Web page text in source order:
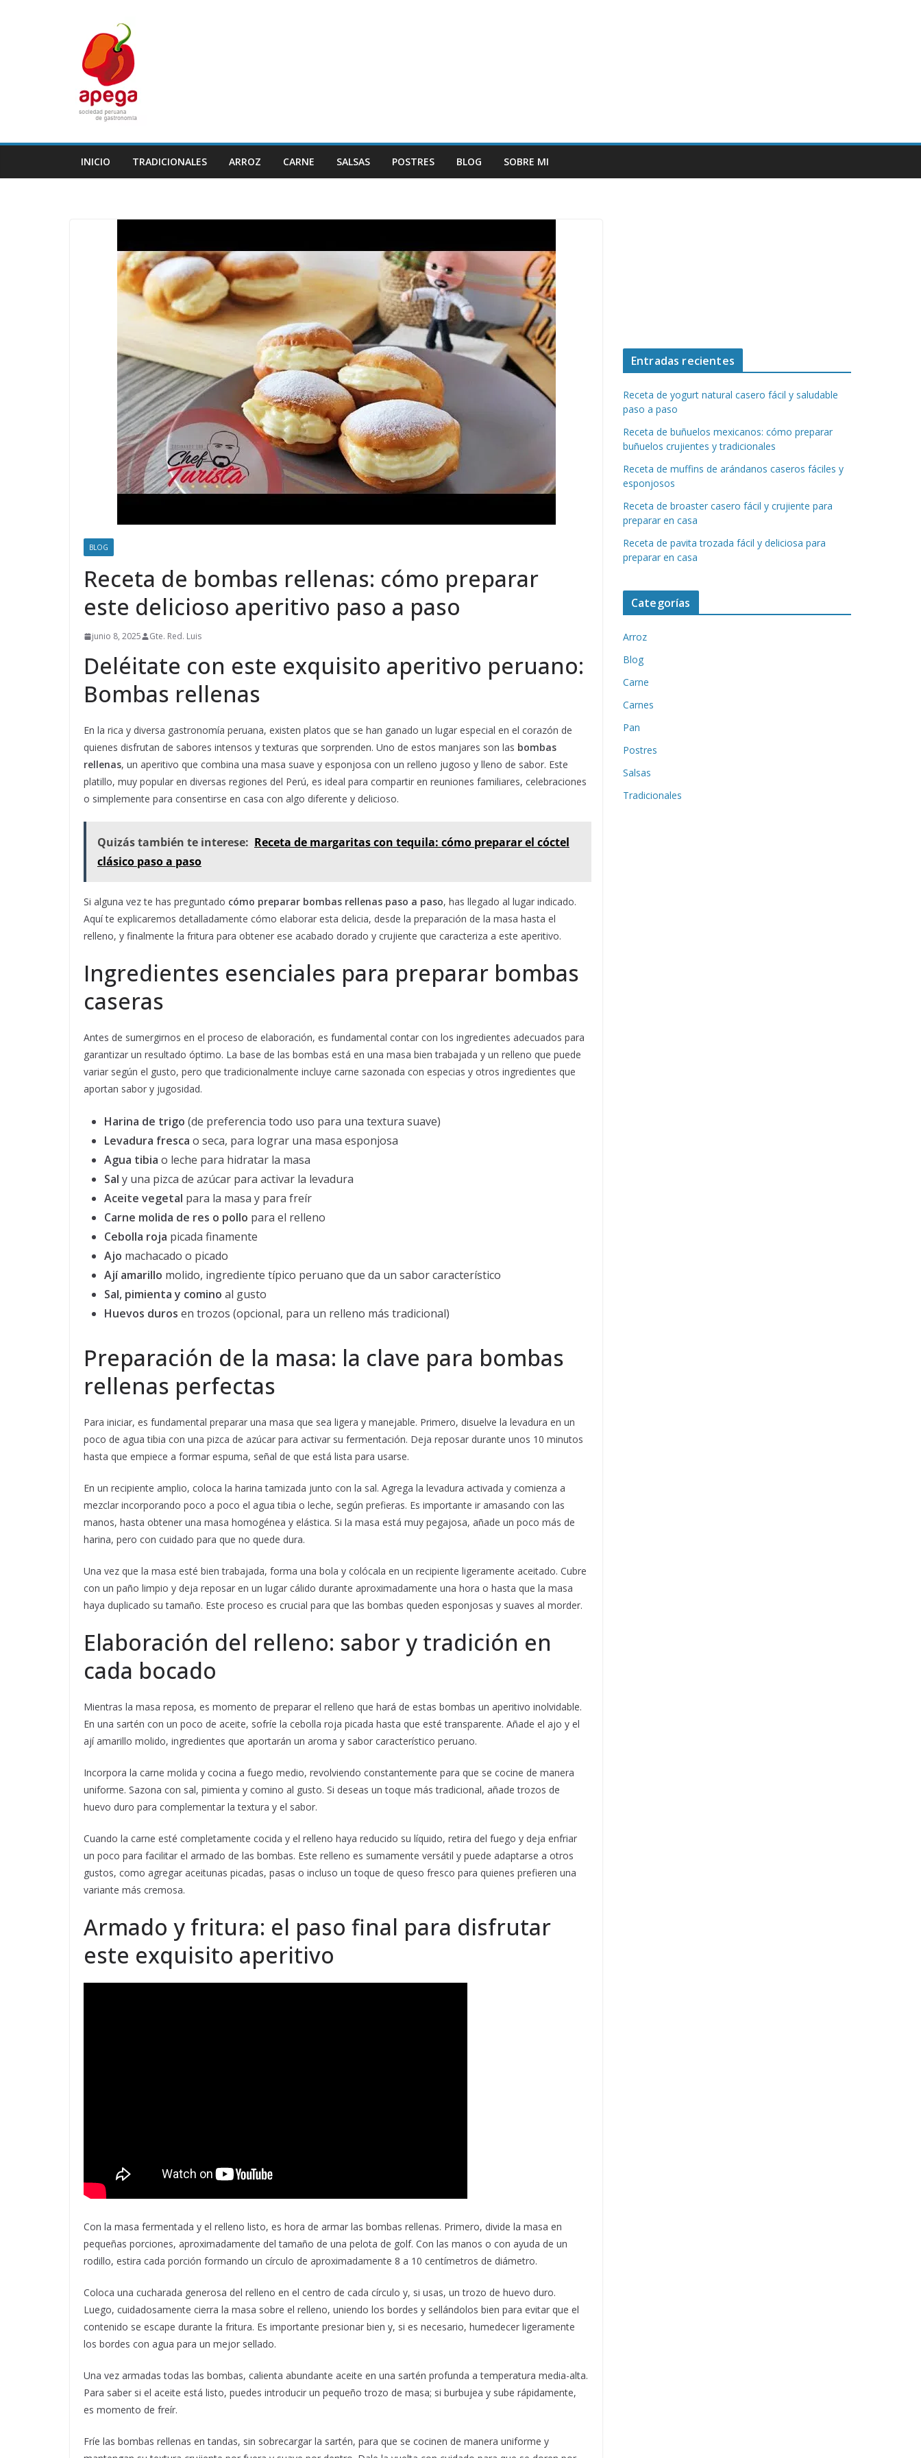
INICIO TRADICIONALES ARROZ CARNE SALSAS POSTRES BLOG SOBRE MI
BLOG
Receta de bombas rellenas: cómo preparar
este delicioso aperitivo paso a paso
junio 8, 2025 Gte. Red. Luis
Deléitate con este exquisito aperitivo peruano:
Bombas rellenas
En la rica y diversa gastronomía peruana, existen platos que se han ganado un lugar especial en el corazón de
quienes disfrutan de sabores intensos y texturas que sorprenden. Uno de estos manjares son las bombas
rellenas, un aperitivo que combina una masa suave y esponjosa con un relleno jugoso y lleno de sabor. Este
platillo, muy popular en diversas regiones del Perú, es ideal para compartir en reuniones familiares, celebraciones
o simplemente para consentirse en casa con algo diferente y delicioso.
Quizás también te interese: Receta de margaritas con tequila: cómo preparar el cóctel
clásico paso a paso
Si alguna vez te has preguntado cómo preparar bombas rellenas paso a paso, has llegado al lugar indicado.
Aquí te explicaremos detalladamente cómo elaborar esta delicia, desde la preparación de la masa hasta el
relleno, y finalmente la fritura para obtener ese acabado dorado y crujiente que caracteriza a este aperitivo.
Ingredientes esenciales para preparar bombas
caseras
Antes de sumergirnos en el proceso de elaboración, es fundamental contar con los ingredientes adecuados para
garantizar un resultado óptimo. La base de las bombas está en una masa bien trabajada y un relleno que puede
variar según el gusto, pero que tradicionalmente incluye carne sazonada con especias y otros ingredientes que
aportan sabor y jugosidad.
Harina de trigo (de preferencia todo uso para una textura suave)
Levadura fresca o seca, para lograr una masa esponjosa
Agua tibia o leche para hidratar la masa
Sal y una pizca de azúcar para activar la levadura
Aceite vegetal para la masa y para freír
Carne molida de res o pollo para el relleno
Cebolla roja picada finamente
Ajo machacado o picado
Ají amarillo molido, ingrediente típico peruano que da un sabor característico
Sal, pimienta y comino al gusto
Huevos duros en trozos (opcional, para un relleno más tradicional)
Preparación de la masa: la clave para bombas
rellenas perfectas
Para iniciar, es fundamental preparar una masa que sea ligera y manejable. Primero, disuelve la levadura en un
poco de agua tibia con una pizca de azúcar para activar su fermentación. Deja reposar durante unos 10 minutos
hasta que empiece a formar espuma, señal de que está lista para usarse.
En un recipiente amplio, coloca la harina tamizada junto con la sal. Agrega la levadura activada y comienza a
mezclar incorporando poco a poco el agua tibia o leche, según prefieras. Es importante ir amasando con las
manos, hasta obtener una masa homogénea y elástica. Si la masa está muy pegajosa, añade un poco más de
harina, pero con cuidado para que no quede dura.
Una vez que la masa esté bien trabajada, forma una bola y colócala en un recipiente ligeramente aceitado. Cubre
con un paño limpio y deja reposar en un lugar cálido durante aproximadamente una hora o hasta que la masa
haya duplicado su tamaño. Este proceso es crucial para que las bombas queden esponjosas y suaves al morder.
Elaboración del relleno: sabor y tradición en
cada bocado
Mientras la masa reposa, es momento de preparar el relleno que hará de estas bombas un aperitivo inolvidable.
En una sartén con un poco de aceite, sofríe la cebolla roja picada hasta que esté transparente. Añade el ajo y el
ají amarillo molido, ingredientes que aportarán un aroma y sabor característico peruano.
Incorpora la carne molida y cocina a fuego medio, revolviendo constantemente para que se cocine de manera
uniforme. Sazona con sal, pimienta y comino al gusto. Si deseas un toque más tradicional, añade trozos de
huevo duro para complementar la textura y el sabor.
Cuando la carne esté completamente cocida y el relleno haya reducido su líquido, retira del fuego y deja enfriar
un poco para facilitar el armado de las bombas. Este relleno es sumamente versátil y puede adaptarse a otros
gustos, como agregar aceitunas picadas, pasas o incluso un toque de queso fresco para quienes prefieren una
variante más cremosa.
Armado y fritura: el paso final para disfrutar
este exquisito aperitivo
Con la masa fermentada y el relleno listo, es hora de armar las bombas rellenas. Primero, divide la masa en
pequeñas porciones, aproximadamente del tamaño de una pelota de golf. Con las manos o con ayuda de un
rodillo, estira cada porción formando un círculo de aproximadamente 8 a 10 centímetros de diámetro.
Coloca una cucharada generosa del relleno en el centro de cada círculo y, si usas, un trozo de huevo duro.
Luego, cuidadosamente cierra la masa sobre el relleno, uniendo los bordes y sellándolos bien para evitar que el
contenido se escape durante la fritura. Es importante presionar bien y, si es necesario, humedecer ligeramente
los bordes con agua para un mejor sellado.
Una vez armadas todas las bombas, calienta abundante aceite en una sartén profunda a temperatura media-alta.
Para saber si el aceite está listo, puedes introducir un pequeño trozo de masa; si burbujea y sube rápidamente,
es momento de freír.
Fríe las bombas rellenas en tandas, sin sobrecargar la sartén, para que se cocinen de manera uniforme y
Entradas recientes
Receta de yogurt natural casero fácil y saludable
paso a paso
Receta de buñuelos mexicanos: cómo preparar
buñuelos crujientes y tradicionales
Receta de muffins de arándanos caseros fáciles y
esponjosos
Receta de broaster casero fácil y crujiente para
preparar en casa
Receta de pavita trozada fácil y deliciosa para
preparar en casa
Categorías
Arroz
Blog
Carne
Carnes
Pan
Postres
Salsas
Tradicionales